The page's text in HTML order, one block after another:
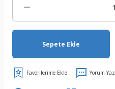
Sepete Ekle
Yorum Yaz